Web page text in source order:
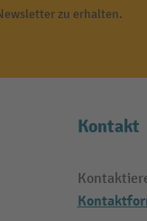
zu erhalten.
Kontakt